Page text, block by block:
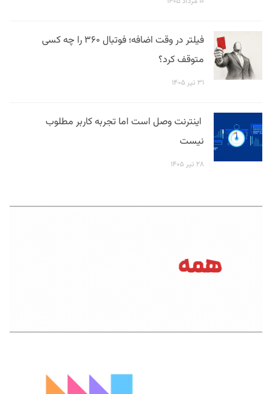
فیلتر در وقت اضافه؛ فوتبال ۳۶۰ را چه کسی
متوقف کرد؟
۳۱ تیر ۱۴۰۵
اینترنت وصل است اما تجربه کاربر مطلوب
نیست
۲۸ تیر ۱۴۰۵